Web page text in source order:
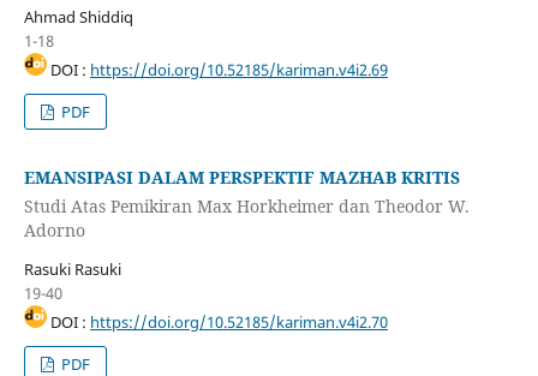
Ahmad Shiddiq
1-18
DOI : https://doi.org/10.52185/kariman.v4i2.69
PDF
EMANSIPASI DALAM PERSPEKTIF MAZHAB KRITIS
Studi Atas Pemikiran Max Horkheimer dan Theodor W.
Adorno
Rasuki Rasuki
19-40
DOI : https://doi.org/10.52185/kariman.v4i2.70
PDF